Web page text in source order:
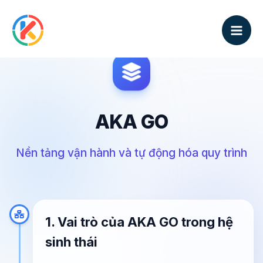
tới
nội
AKA GO
Nền tảng vận hành và tự động hóa quy trình
1. Vai trò của AKA GO trong hệ
sinh thái